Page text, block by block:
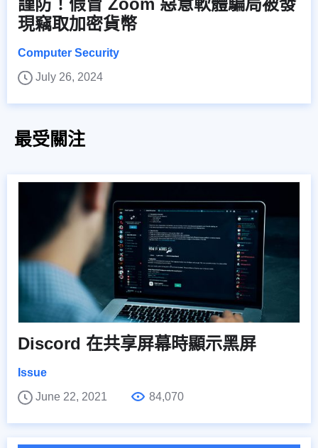
現竊取加密貨幣
Computer Security
July 26, 2024
最受關注
Discord 在共享屏幕時顯示黑屏
Issue
June 22, 2021
84,070